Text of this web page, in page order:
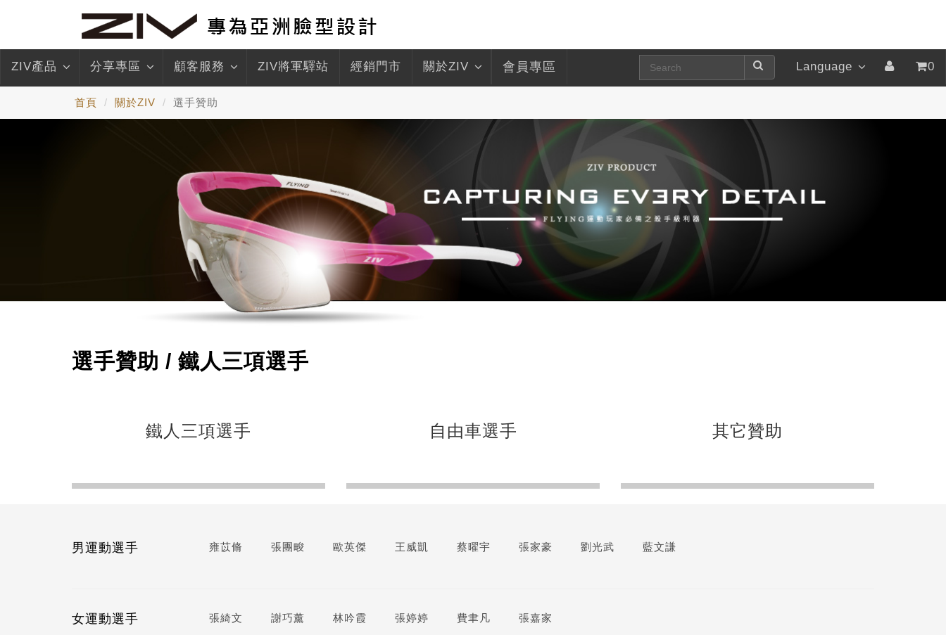
ZIV產品 分享專區 顧客服務 ZIV將軍驛站 經銷門市 關於ZIV 會員專區 Language 0
首頁 關於ZIV 選手贊助
選手贊助 / 鐵人三項選手
鐵人三項選手 自由車選手 其它贊助
男運動選手 雍苡脩 張團畯 歐英傑 王威凱 蔡曜宇 張家豪 劉光武 藍文謙
女運動選手 張綺文 謝巧薰 林吟霞 張婷婷 費聿凡 張嘉家